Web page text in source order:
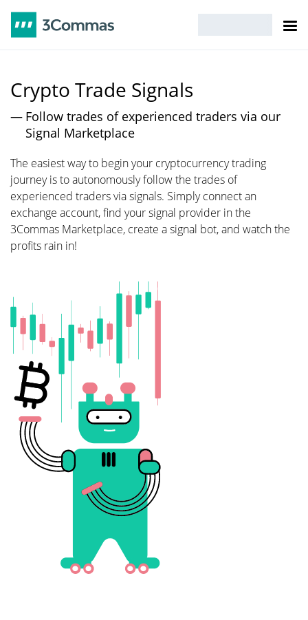
Crypto Trade Signals
Follow trades of experienced traders via our
Signal Marketplace
The easiest way to begin your cryptocurrency trading
journey is to autonomously follow the trades of
experienced traders via signals. Simply connect an
exchange account, find your signal provider in the
3Commas Marketplace, create a signal bot, and watch the
profits rain in!